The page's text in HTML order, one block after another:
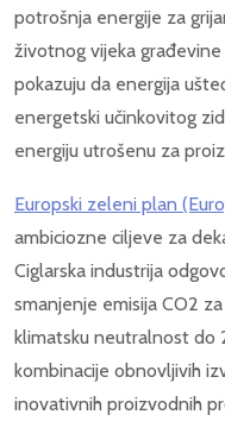
potrošnja energije za
životnog vijeka
pokazuju da energija
energetski učinkovitog
energiju utrošenu za
Europski zeleni plan
ambiciozne ciljeve za
Ciglarska industrija
smanjenje emisija CO2
klimatsku neutralnost
kombinacije obnovljivih
inovativnih proizvodnih